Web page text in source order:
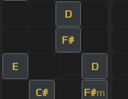
D
F#
E D
C# F#m